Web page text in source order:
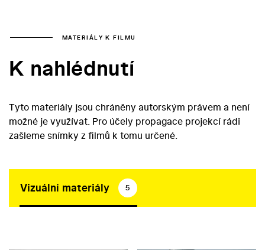
MATERIÁLY K FILMU
K nahlédnutí
Tyto materiály jsou chráněny autorským právem a není
možné je využívat. Pro účely propagace projekcí rádi
zašleme snímky z filmů k tomu určené.
Vizuální materiály 5